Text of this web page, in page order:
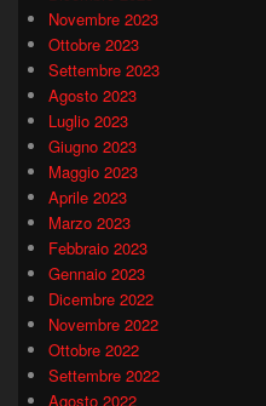
Novembre 2023
Ottobre 2023
Settembre 2023
Agosto 2023
Luglio 2023
Giugno 2023
Maggio 2023
Aprile 2023
Marzo 2023
Febbraio 2023
Gennaio 2023
Dicembre 2022
Novembre 2022
Ottobre 2022
Settembre 2022
Agosto 2022